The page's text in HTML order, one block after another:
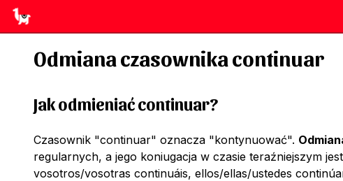
Odmiana czasownikacontinuar
Jak odmieniaćcontinuar?
Czasownik "continuar" oznacza "kontynuować".
regularnych, a jego koniugacja w czasie teraźniejszym
vosotros/vosotras continuáis, ellos/ellas/ustedes